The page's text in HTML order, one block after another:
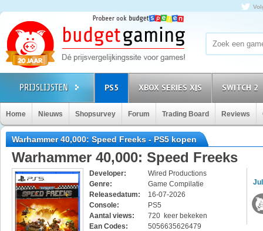
PS5 XBOX SERIES X|S SWITCH 2
Home Nieuws Shopsurvey Forum Trading Board Reviews
Warhammer 40,000: Speed Freeks - PS5 kopen
Warhammer 40,000: Speed Freeks
Developer:
Wired Productions
Genre:
Game Compilatie
Releasedatum:
16-07-2026
Console:
PS5
Aantal views:
720 keer bekeken
Ean Codes:
5056635626479